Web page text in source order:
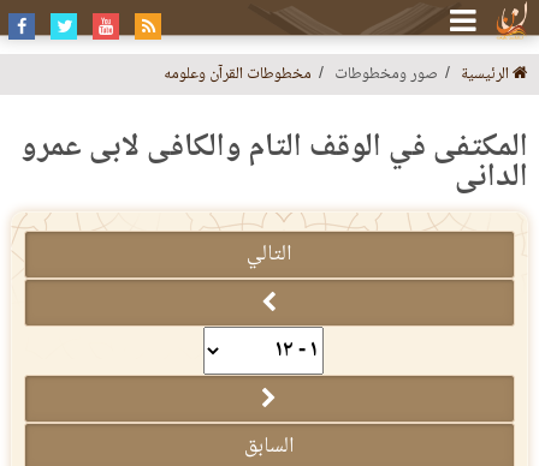
الرئيسية صور ومخطوطات مخطوطات القرآن وعلومه
المكتفى في الوقف التام والكافى لابى عمرو
الدانى
التالي
السابق